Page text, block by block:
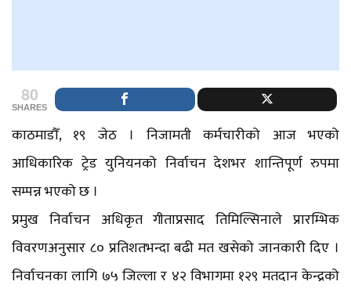
80
SHARES
काठमाडौँ, १९ जेठ । निजामती कर्मचारीको आज भएको
आधिकारिक ट्रेड युनियनको निर्वाचन देशभर शान्तिपूर्ण रुपमा
सम्पन्न भएको छ ।
प्रमुख निर्वाचन अधिकृत गीताप्रसाद तिमिल्सिनाले प्रारम्भिक
विवरणअनुसार ८० प्रतिशतभन्दा बढी मत खसेको जानकारी दिए ।
निर्वाचनका लागि ७५ जिल्ला र ४२ विभागमा १२९ मतदान केन्द्रको